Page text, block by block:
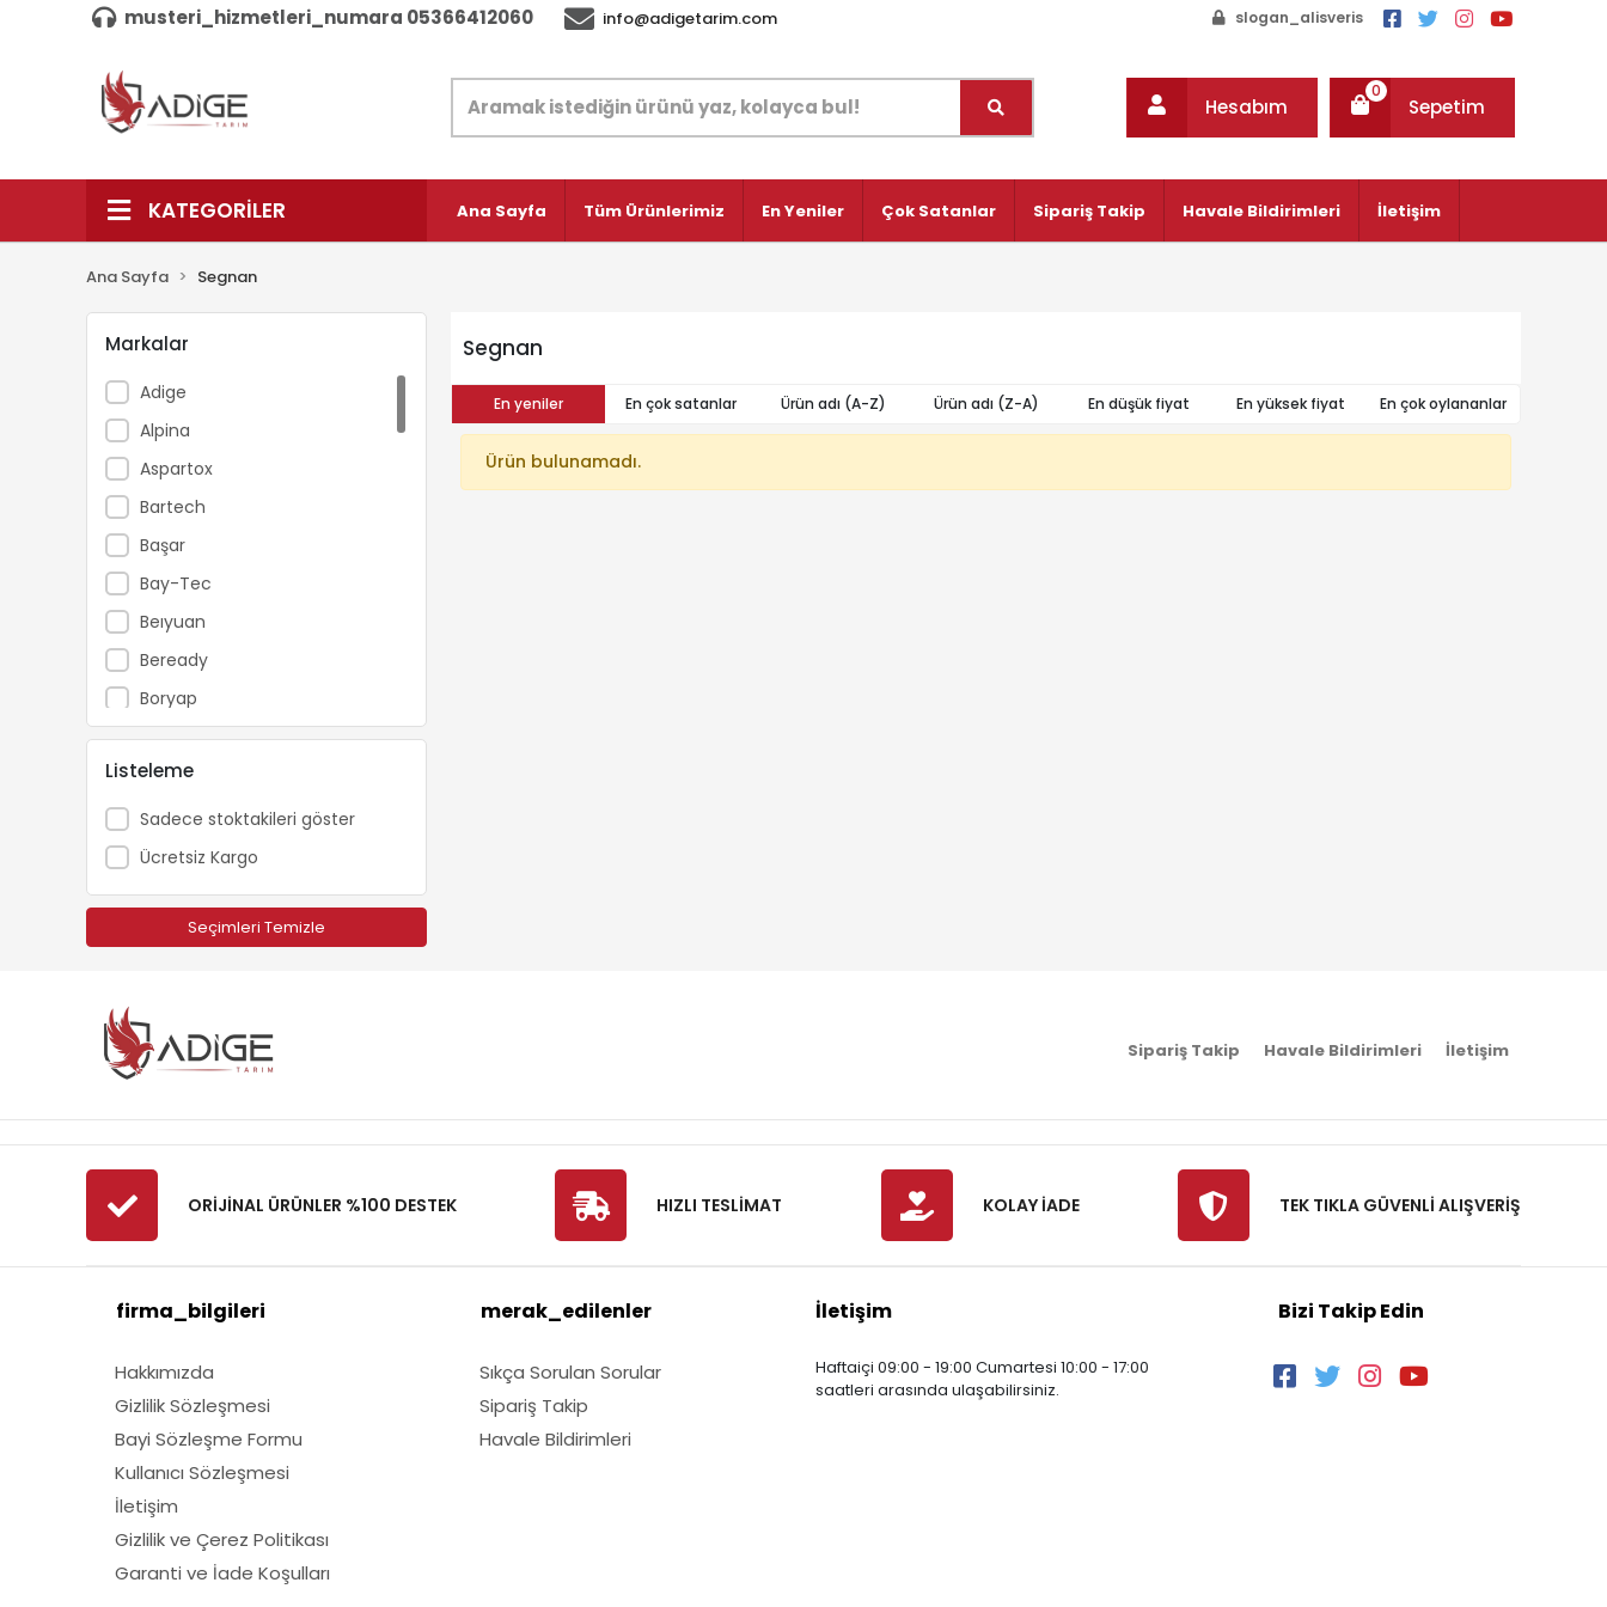
musteri_hizmetleri_numara 05366412060 info@adigetarim.com slogan_alisveris
Hesabım Sepetim
0
KATEGORİLER Ana Sayfa Tüm Ürünlerimiz En Yeniler Çok Satanlar Sipariş Takip Havale Bildirimleri İletişim
Ana Sayfa Segnan
Markalar
Adige
Alpina
Aspartox
Bartech
Başar
Bay-Tec
Beıyuan
Beready
Boryap
Brofar
Bursa Tohum
Carlton
Catpower
Cifarelli
Dakkin
Energy
Fibrodem
First
Fırtına
Fıskars
GMT
Husqvarna
Lubex
Marmara
Nylgrass
Oleomac
Listeleme
Sadece stoktakileri göster
Ücretsiz Kargo
Seçimleri Temizle
Segnan
En yeniler En çok satanlar Ürün adı (A-Z) Ürün adı (Z-A) En düşük fiyat En yüksek fiyat En çok oylananlar
Ürün bulunamadı.
Sipariş Takip Havale Bildirimleri İletişim
ORİJİNAL ÜRÜNLER %100 DESTEK HIZLI TESLİMAT KOLAY İADE TEK TIKLA GÜVENLİ ALIŞVERİŞ
firma_bilgileri
Hakkımızda
Gizlilik Sözleşmesi
Bayi Sözleşme Formu
Kullanıcı Sözleşmesi
İletişim
Gizlilik ve Çerez Politikası
Garanti ve İade Koşulları
merak_edilenler
Sıkça Sorulan Sorular
Sipariş Takip
Havale Bildirimleri
İletişim
Haftaiçi 09:00 - 19:00 Cumartesi 10:00 - 17:00
saatleri arasında ulaşabilirsiniz.
Bizi Takip Edin